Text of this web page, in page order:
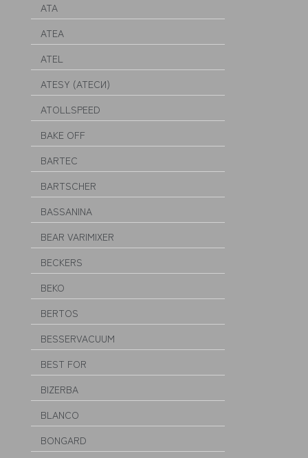
ATA
ATEA
ATEL
ATESY (АТЕСИ)
ATOLLSPEED
BAKE OFF
BARTEC
BARTSCHER
BASSANINA
BEAR VARIMIXER
BECKERS
BEKO
BERTOS
BESSERVACUUM
BEST FOR
BIZERBA
BLANCO
BONGARD